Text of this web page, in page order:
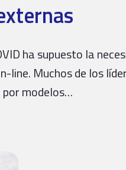
ha supuesto la
line. Muchos de los
por modelos…